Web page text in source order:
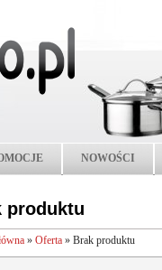
NOWOŚCI
produktu
» Oferta » Brak produktu